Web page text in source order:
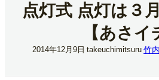
点灯式 点灯は３
【あさイ
2014年12月9日 takeuchimitsuru 竹